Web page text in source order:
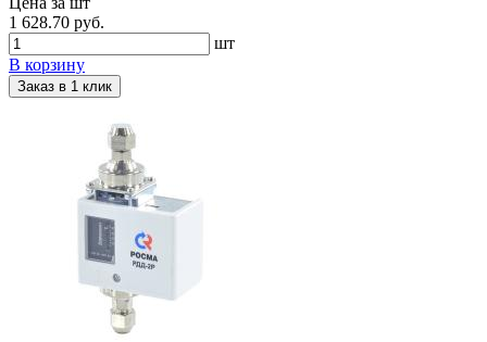
1 628.70 руб.
шт
В корзину
Заказ в 1 клик